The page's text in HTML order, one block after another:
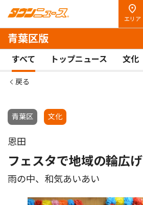
エリア
青葉区版
すべて トップニュース 文化
戻る
青葉区 文化
恩田
フェスタで地域の輪広げ
雨の中、和気あいあい